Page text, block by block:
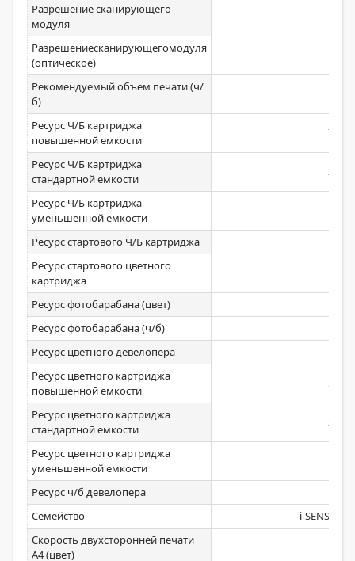
Разрешение сканирующего
модуля
Разрешениесканирующегомодуля
(оптическое)
Рекомендуемый объем печати (ч/
б)
Ресурс Ч/Б картриджа
повышенной емкости
7600
Ресурс Ч/Б картриджа
стандартной емкости
2300
Ресурс Ч/Б картриджа
уменьшенной емкости
Ресурс стартового Ч/Б картриджа
Ресурс стартового цветного
картриджа
Ресурс фотобарабана (цвет)
Ресурс фотобарабана (ч/б)
Ресурс цветного девелопера
Ресурс цветного картриджа
повышенной емкости
Ресурс цветного картриджа
стандартной емкости
2100
Ресурс цветного картриджа
уменьшенной емкости
Ресурс ч/б девелопера
Семейство
i-SENSYS
Скорость двухсторонней печати
А4 (цвет)